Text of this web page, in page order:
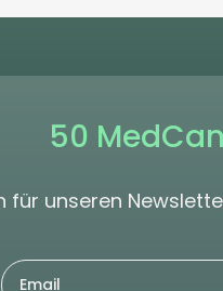
50 MedCan
für unseren